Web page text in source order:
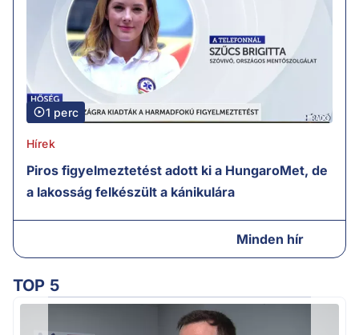
1 perc
Hírek
Piros figyelmeztetést adott ki a HungaroMet, de
a lakosság felkészült a kánikulára
Minden hír
TOP 5